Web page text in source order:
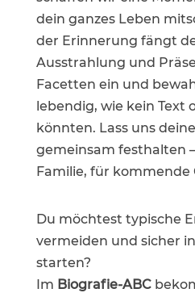
dein ganzes Leben
der Erinnerung fängt
Ausstrahlung und
Facetten ein und
lebendig, wie kein Text
könnten. Lass uns
gemeinsam festhalten
Familie, für kommende
Du möchtest typische
vermeiden und sicher
starten?
Im Biografie-ABC